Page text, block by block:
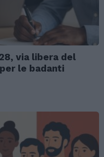
via libera del
le badanti